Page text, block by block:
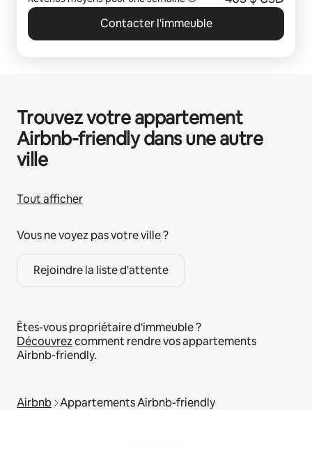
Contacter l'immeuble
Trouvez votre appartement
Airbnb-friendly dans une autre
ville
Tout afficher
Vous ne voyez pas votre ville ?
Rejoindre la liste d'attente
Êtes-vous propriétaire d'immeuble ?
Découvrezcomment rendre vos appartements
Airbnb-friendly.
Airbnb Appartements Airbnb-friendly